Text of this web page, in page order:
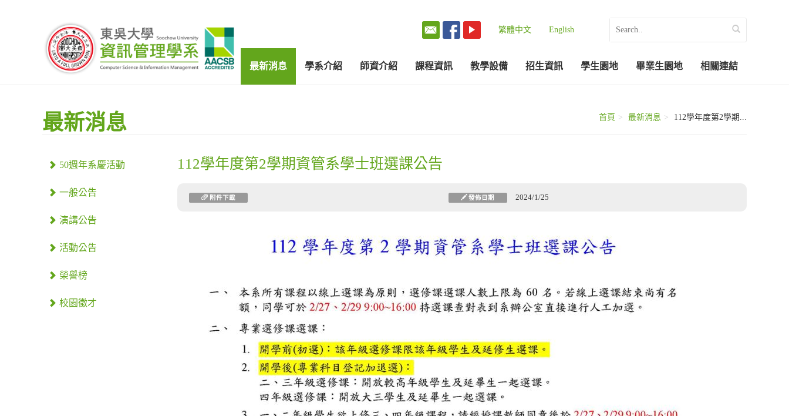
繁體中文 English
最新消息 學系介紹 師資介紹 課程資訊 教學設備 招生資訊 學生園地 畢業生園地 相關連結
最新消息 首頁 最新消息 112學年度第2學期...
50週年系慶活動
一般公告
演講公告
活動公告
榮譽榜
校園徵才
112學年度第2學期資管系學士班選課公告
附件下載 發佈日期 2024/1/25